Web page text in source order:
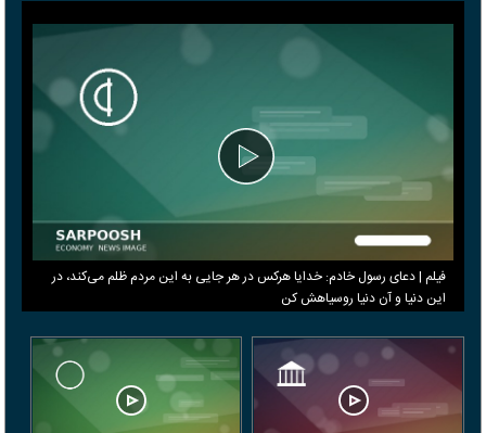
فیلم | دعای رسول خادم: خدایا هرکس در هر جایی به این مردم ظلم می‌کند، در
این دنیا و آن دنیا روسیاهش کن